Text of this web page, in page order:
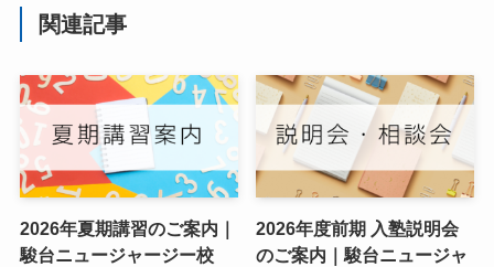
関連記事
2026年夏期講習のご案内｜
駿台ニュージャージー校
2026年度前期 入塾説明会
のご案内｜駿台ニュージャ